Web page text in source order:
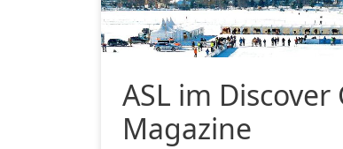
ASL im
Magazine